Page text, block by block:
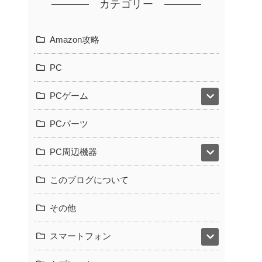
カテゴリー
Amazon攻略
PC
PCゲーム
PCパーツ
PC周辺機器
このブログについて
その他
スマートフォン